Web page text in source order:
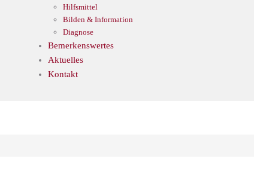
Hilfsmittel
Bilden & Information
Diagnose
Bemerkenswertes
Aktuelles
Kontakt